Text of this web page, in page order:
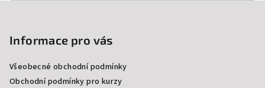
Informace pro vás
Všeobecné obchodní podmínky
Obchodní podmínky pro kurzy